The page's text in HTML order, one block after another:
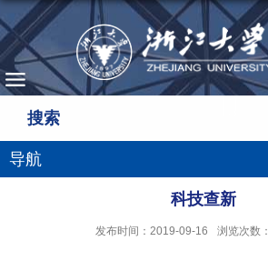
搜索
导航
科技查新
发布时间：2019-09-16 浏览次数：